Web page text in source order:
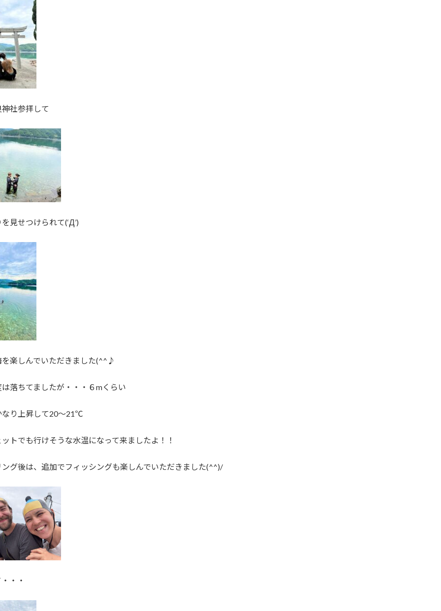
社参拝して
見せつけられて(‘Д’)
を楽しんでいただきました(^^♪
落ちてましたが・・・６mくらい
なり上昇して20～21℃
トでも行けそうな水温になって来ましたよ！！
グ後は、追加でフィッシングも楽しんでいただきました(^^)/
・・